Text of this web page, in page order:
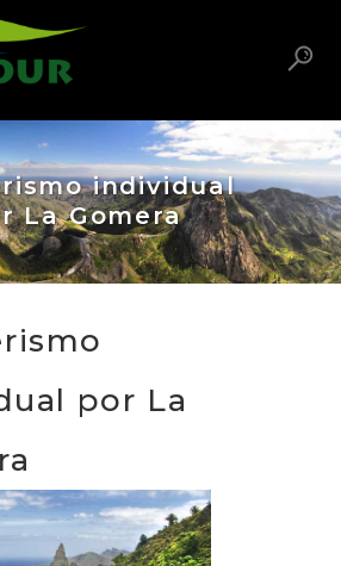
individual
La Gomera
por La